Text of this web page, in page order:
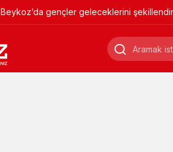
Beykoz’da gençler geleceklerini